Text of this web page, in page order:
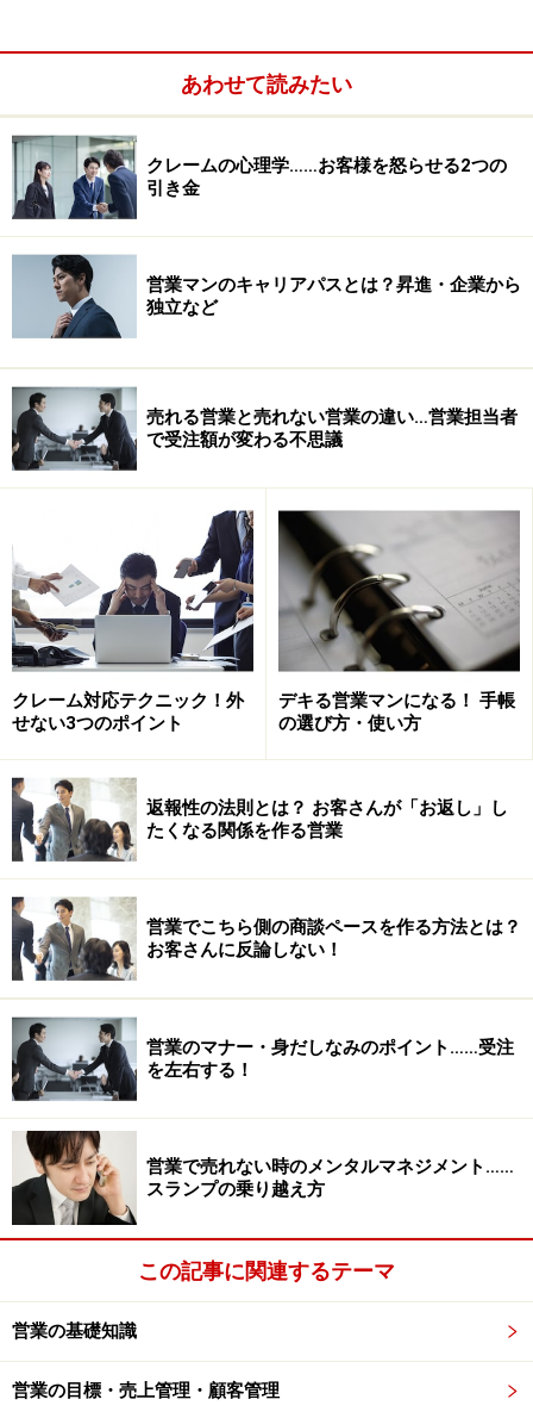
ように要素に分解することなく、ごちゃまぜにして考え
だから、具体的に４つの要素のどこに原因があるのかが
見つけられない場合が多いのです。
実際に、「こういうチェックリストに沿って、自分のプ
レゼンを再評価してごらん」と、観点を与えてあげた瞬
間から、自発的にグングンとプレゼン力が増す営業マン
も多数います。
>> 次のページでは、具体的に『多くの営業マンが注意す
※記事内容は執筆時点のものです。最新の内容をご確認くださ
い。
次のページへ
あわせて読みたい
クレームの心理学……お客様を怒らせる2つの
引き金
営業マンのキャリアパスとは？昇進・企業から
独立など
売れる営業と売れない営業の違い…営業担当者
で受注額が変わる不思議
クレーム対応テクニック！外
せない3つのポイント
デキる営業マンになる！ 手帳
の選び方・使い方
返報性の法則とは？ お客さんが「お返し」し
たくなる関係を作る営業
営業でこちら側の商談ペースを作る方法とは？
お客さんに反論しない！
営業のマナー・身だしなみのポイント……受注
を左右する！
営業で売れない時のメンタルマネジメント……
スランプの乗り越え方
この記事に関連するテーマ
営業の基礎知識
営業の目標・売上管理・顧客管理